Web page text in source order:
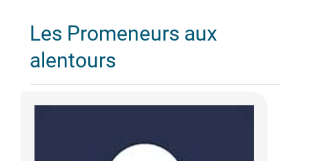
Les Promeneurs aux
alentours